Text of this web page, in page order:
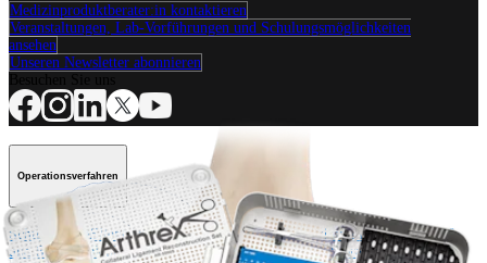
Medizinproduktberater:in kontaktieren
Veranstaltungen, Lab-Vorführungen und Schulungsmöglichkeiten
ansehen
Unseren Newsletter abonnieren
Operationsverfahren
Schulter KnieEllenbogenSchulterendoprothetikHand und HandgelenkFuß
und SprunggelenkTraumaHüfteOrthobiologieCardiothoracic